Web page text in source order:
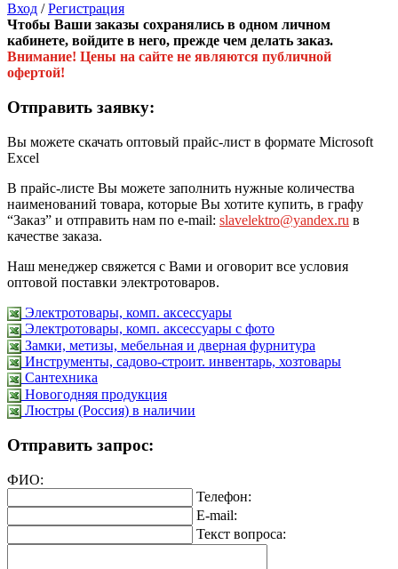
Вход /Регистрация
Чтобы Ваши заказы сохранялись в одном личном
кабинете, войдите в него, прежде чем делать заказ.
Внимание! Цены на сайте не являются публичной
офертой!
Отправить заявку:
Вы можете скачать оптовый прайс-лист в формате Microsoft
Excel
В прайс-листе Вы можете заполнить нужные количества
наименований товара, которые Вы хотите купить, в графу
“Заказ” и отправить нам по e-mail: slavelektro@yandex.ru в
качестве заказа.
Наш менеджер свяжется с Вами и оговорит все условия
оптовой поставки электротоваров.
Электротовары, комп. аксессуары
Электротовары, комп. аксессуары с фото
Замки, метизы, мебельная и дверная фурнитура
Инструменты, садово-строит. инвентарь, хозтовары
Сантехника
Новогодняя продукция
Люстры (Россия) в наличии
Отправить запрос:
ФИО:
Телефон:
E-mail:
Текст вопроса: